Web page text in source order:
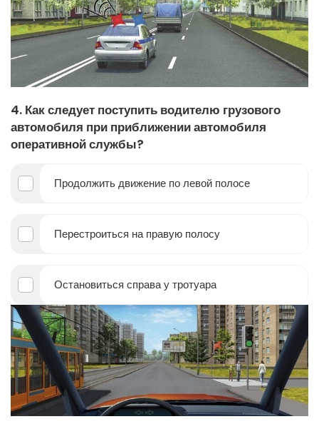
4. Как следует поступить водителю грузового
автомобиля при приближении автомобиля
оперативной службы?
Продолжить движение по левой полосе
Перестроиться на правую полосу
Остановиться справа у тротуара